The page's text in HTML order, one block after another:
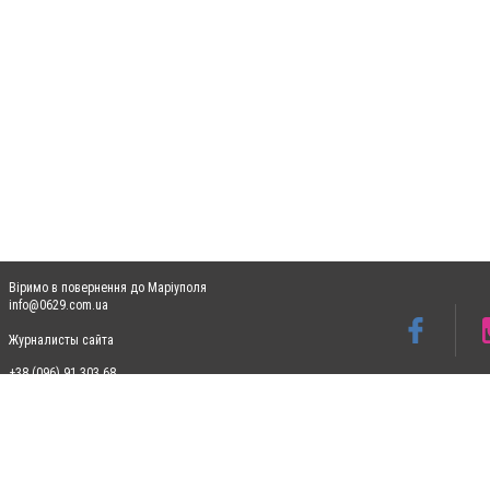
Віримо в повернення до Маріуполя
info@0629.com.ua
Журналисты сайта
+38 (096) 91 303 68